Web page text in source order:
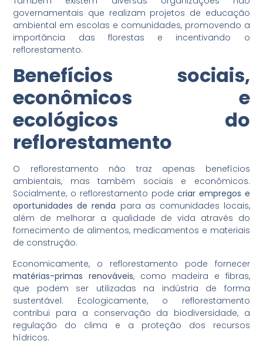
governamentais que realizam projetos de educação
ambiental em escolas e comunidades, promovendo a
importância das florestas e incentivando o
reflorestamento.
Benefícios sociais,
econômicos e
ecológicos do
reflorestamento
O reflorestamento não traz apenas benefícios
ambientais, mas também sociais e econômicos.
Socialmente, o reflorestamento podecriar empregos e
oportunidades de renda para as comunidades locais,
além de melhorar a qualidade de vida através do
fornecimento de alimentos, medicamentos e materiais
de construção.
Economicamente, o reflorestamento pode fornecer
matérias-primas renováveis, como madeira e fibras,
que podem ser utilizadas na indústria de forma
sustentável. Ecologicamente, o reflorestamento
contribui para a conservação da biodiversidade, a
regulação do clima e a proteção dos recursos
hídricos.